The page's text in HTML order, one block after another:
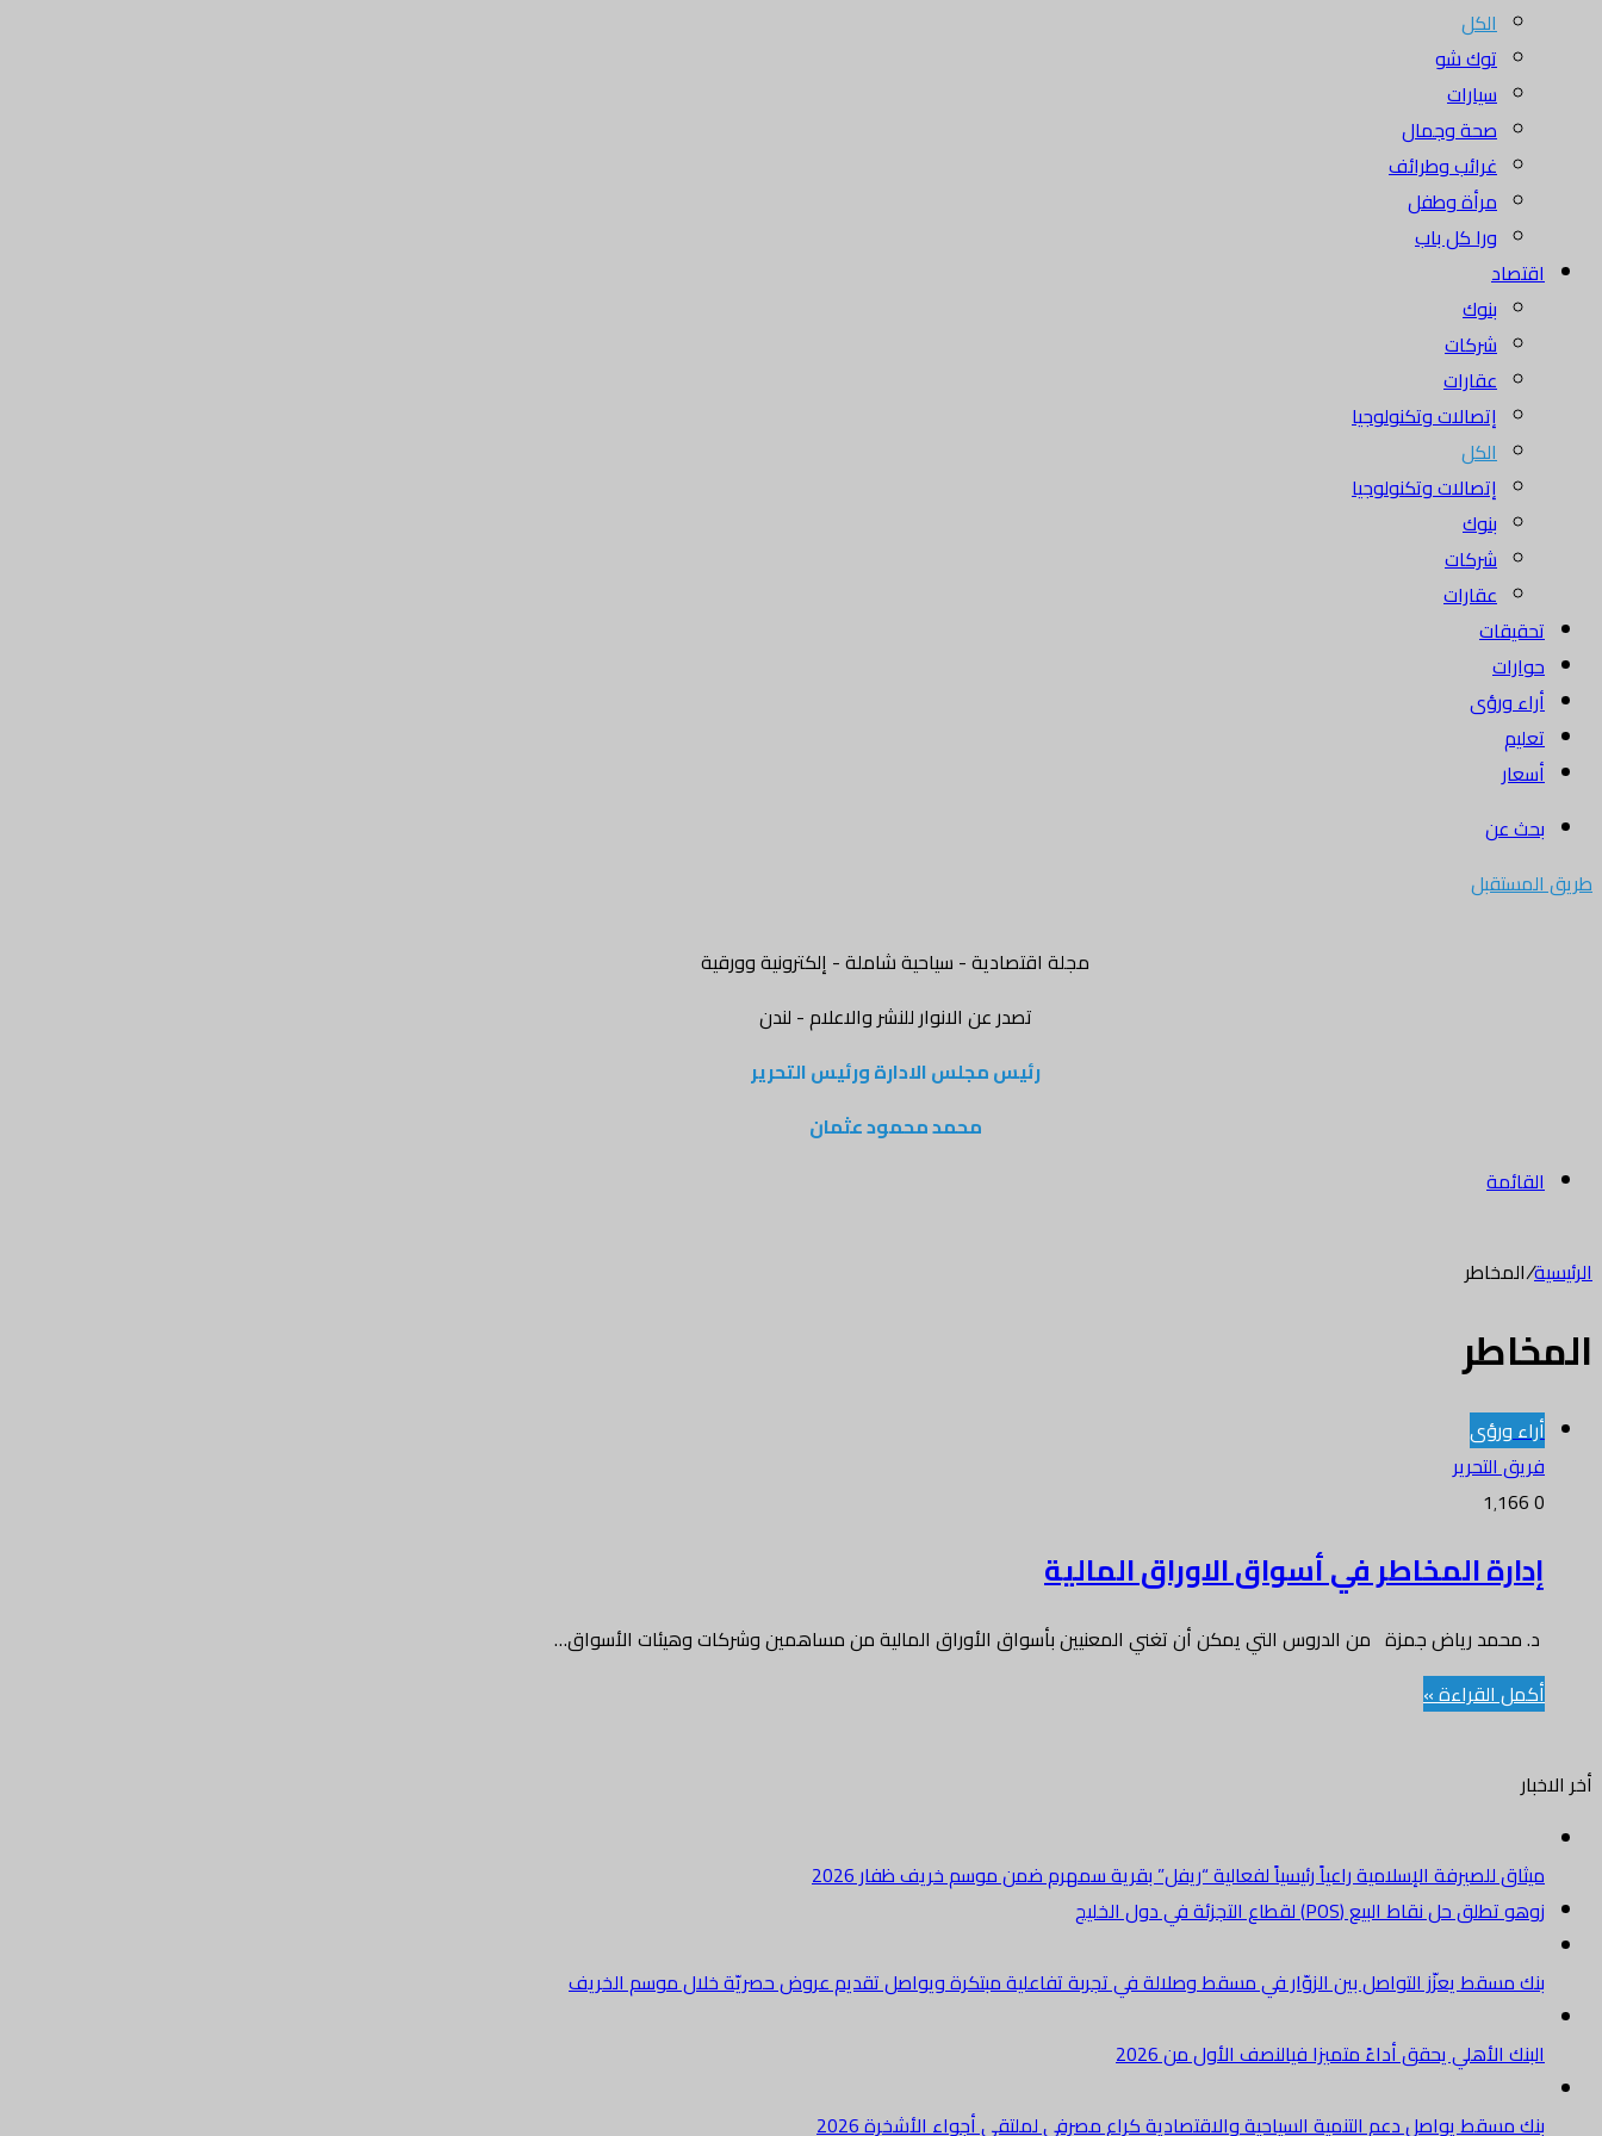
الكل
توك شو
سيارات
صحة وجمال
غرائب وطرائف
مرأة وطفل
ورا كل باب
اقتصاد
بنوك
شركات
عقارات
إتصالات وتكنولوجيا
الكل
إتصالات وتكنولوجيا
بنوك
شركات
عقارات
تحقيقات
حوارات
أراء ورؤى
تعليم
أسعار
بحث عن
طريق المستقبل
مجلة اقتصادية - سياحية شاملة - إلكترونية وورقية
تصدر عن الانوار للنشر والاعلام - لندن
رئيس مجلس الادارة ورئيس التحرير
محمد محمود عثمان
القائمة
الرئيسية/المخاطر
المخاطر
أراء ورؤى
فريق التحرير
0
إدارة المخاطر في أسواق الاوراق المالية
د. محمد رياض جمزة من الدروس التي يمكن أن تغني المعنيين بأسواق الأوراق المالية من مساهمين وشركات وهيئات الأسواق…
أكمل القراءة »
أخر الاخبار
ميثاق للصيرفة الإسلامية راعياً رئيسياً لفعالية “ريفل” بقرية سمهرم ضمن موسم خريف ظفار 2026
زوهو تطلق حل نقاط البيع (POS) لقطاع التجزئة في دول الخليج
بنك مسقط يعزّز التواصل بين الزوّار في مسقط وصلالة في تجربة تفاعلية مبتكرة ويواصل تقديم عروض حصريّة خلال موسم الخريف
البنك الأهلي يحقق أداءً متميزا فيالنصف الأول من 2026
بنك مسقط يواصل دعم التنمية السياحية والاقتصادية كراعٍ مصرفي لملتقى أجواء الأشخرة 2026